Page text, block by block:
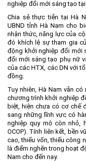
nghiệp đổi mới sáng tạo
Chia sẻ thực tiễn tại Hà
UBND tỉnh Hà Nam cho
nhận thức, năng lực của
đó khích lệ sự tham gia
động khởi nghiệp đổi mới
đổi mới sáng tạo phụ nữ
của các HTX, các DN với
đồng.
Tuy nhiên, Hà Nam vẫn
chương trình khởi nghiệp
biệt, hiện chưa có cơ chế
sang những lĩnh vực có
nghiệp quy mô còn nhỏ,
OCOP). Tính liên kết, bền
cao, thiếu vốn, thiếu công
là điểm nghẽn trong hoạt
Nam cho đến nay.